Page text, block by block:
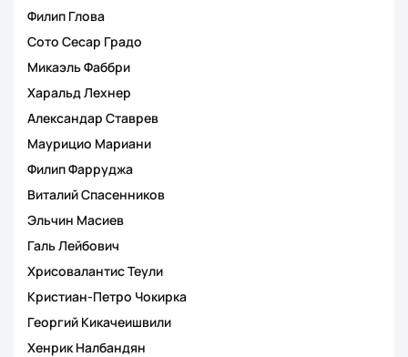
Филип Глова
Сото Сесар Градо
Микаэль Фаббри
Харальд Лехнер
Александар Ставрев
Маурицио Мариани
Филип Фарруджа
Виталий Спасенников
Эльчин Масиев
Галь Лейбович
Хрисовалантис Теули
Кристиан-Петро Чокирка
Георгий Кикачеишвили
Хенрик Налбандян